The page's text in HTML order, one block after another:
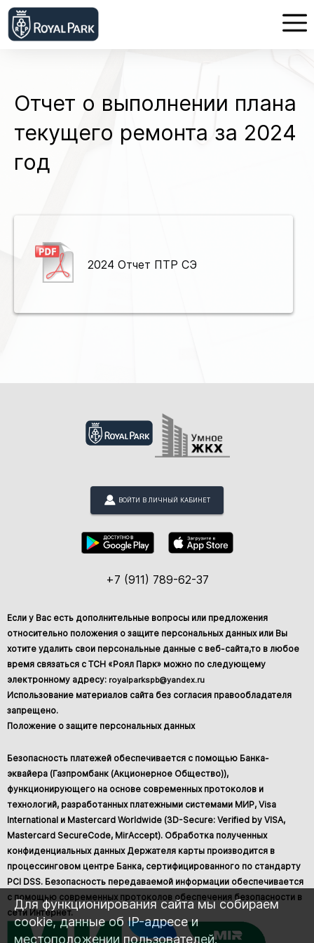
Отчет о выполнении плана
текущего ремонта за 2024
год
2024 Отчет ПТР СЭ
ВОЙТИ В ЛИЧНЫЙ КАБИНЕТ
+7 (911) 789-62-37
Если у Вас есть дополнительные вопросы или предложения
относительно положения о защите персональных данных или Вы
хотите удалить свои персональные данные с веб-сайта,то в любое
время связаться с ТСН «Роял Парк» можно по следующему
электронному адресу: royalparkspb@yandex.ru
Использование материалов сайта без согласия правообладателя
запрещено.
Положение о защите персональных данных
Безопасность платежей обеспечивается с помощью Банка-
эквайера (Газпромбанк (Акционерное Общество)),
функционирующего на основе современных протоколов и
технологий, разработанных платежными системами МИР, Visa
International и Mastercard Worldwide (3D-Secure: Verified by VISA,
Mastercard SecureCode, MirAccept). Обработка полученных
конфиденциальных данных Держателя карты производится в
процессинговом центре Банка, сертифицированного по стандарту
PCI DSS. Безопасность передаваемой информации обеспечивается
с помощью современных протоколов обеспечения безопасности в
сети Интернет.
Для функционирования сайта мы собираем
cookie, данные об IP-адресе и
местоположении пользователей.